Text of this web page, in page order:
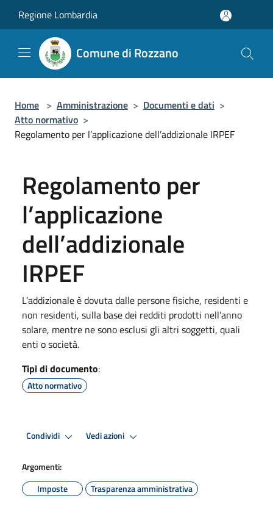
Regione Lombardia
Comune di Rozzano
Home > Amministrazione > Documenti e dati >
Atto normativo >
Regolamento per l’applicazione dell’addizionale IRPEF
Regolamento per
l’applicazione
dell’addizionale
IRPEF
L’addizionale è dovuta dalle persone fisiche, residenti e
non residenti, sulla base dei redditi prodotti nell’anno
solare, mentre ne sono esclusi gli altri soggetti, quali
enti o società.
Tipi di documento:
Atto normativo
Condividi Vedi azioni
Argomenti:
Imposte
Trasparenza amministrativa